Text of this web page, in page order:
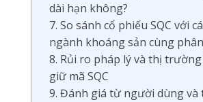
dài hạn không?
7. So sánh cổ phiếu SQC với
ngành khoáng sản cùng
8. Rủi ro pháp lý và thị
giữ mã SQC
9. Đánh giá từ người dùng và